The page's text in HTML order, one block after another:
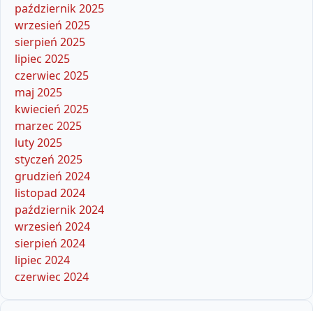
październik 2025
wrzesień 2025
sierpień 2025
lipiec 2025
czerwiec 2025
maj 2025
kwiecień 2025
marzec 2025
luty 2025
styczeń 2025
grudzień 2024
listopad 2024
październik 2024
wrzesień 2024
sierpień 2024
lipiec 2024
czerwiec 2024